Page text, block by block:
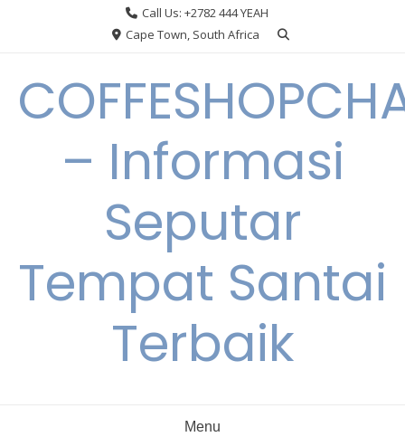
Call Us: +2782 444 YEAH
Cape Town, South Africa
– Informasi
Seputar
Tempat Santai
Terbaik
Menu